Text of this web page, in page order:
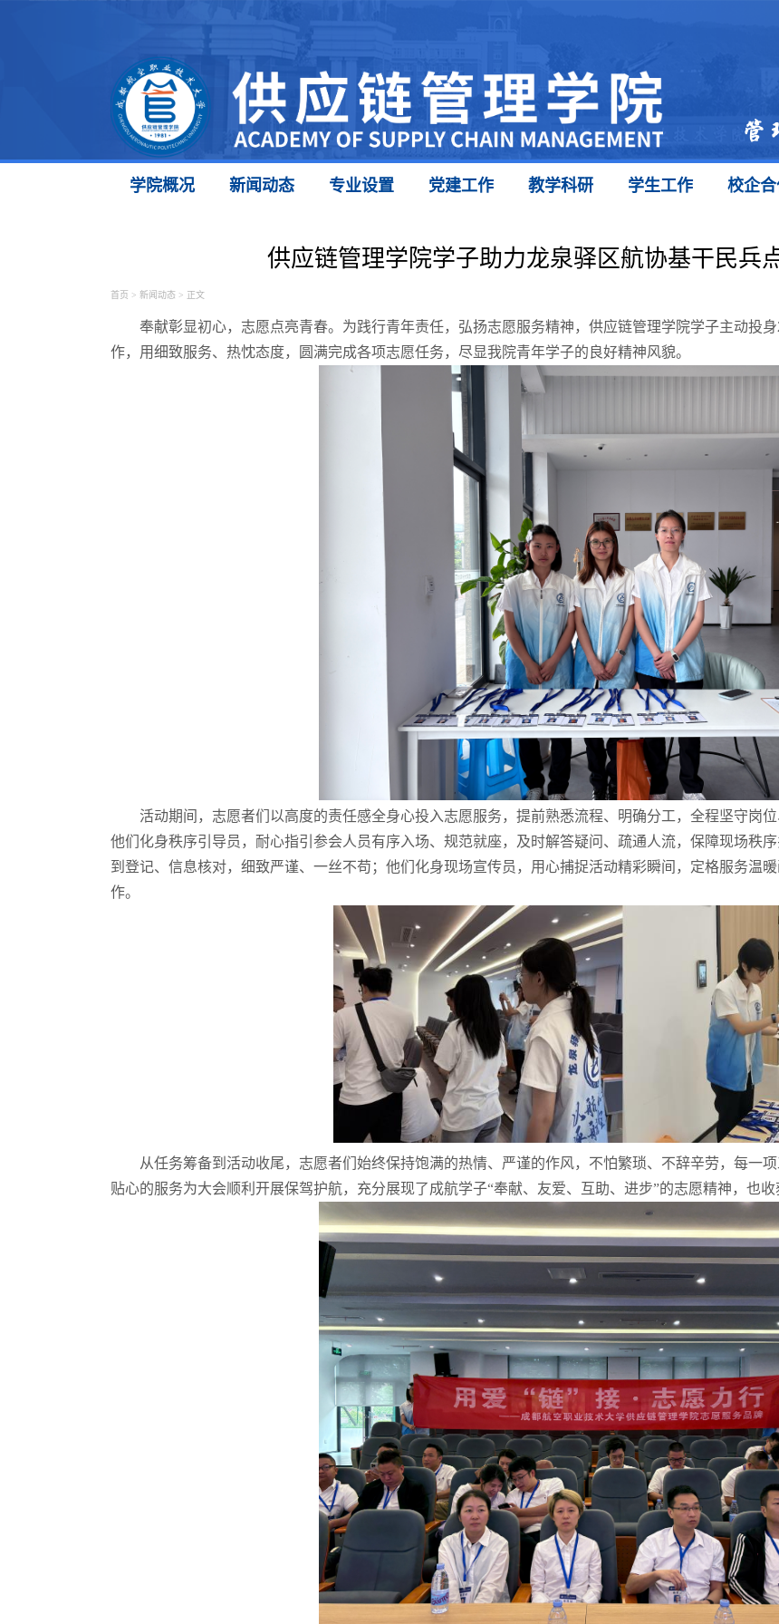
学院概况 新闻动态 专业设置 党建工作 教学科研 学生工作 校企
供应链管理学院学子助力龙泉驿区航协基干民兵
首页 > 新闻动态 > 正文
奉献彰显初心，志愿点亮青春。为践行青年责任，弘扬志愿服务精神，供应链管理学院学子主动投
作，用细致服务、热忱态度，圆满完成各项志愿任务，尽显我院青年学子的良好精神风貌。
活动期间，志愿者们以高度的责任感全身心投入志愿服务，提前熟悉流程、明确分工，全程坚守岗
他们化身秩序引导员，耐心指引参会人员有序入场、规范就座，及时解答疑问、疏通人流，保障现场秩
到登记、信息核对，细致严谨、一丝不苟；他们化身现场宣传员，用心捕捉活动精彩瞬间，定格服务温
作。
从任务筹备到活动收尾，志愿者们始终保持饱满的热情、严谨的作风，不怕繁琐、不辞辛劳，每一
贴心的服务为大会顺利开展保驾护航，充分展现了成航学子“奉献、友爱、互助、进步”的志愿精神，也